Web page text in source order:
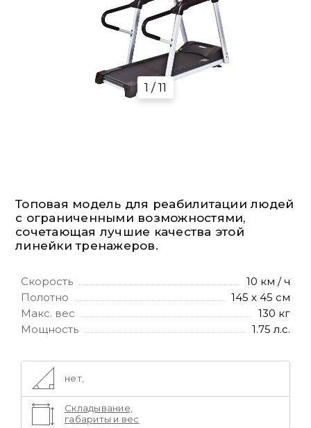
1 / 11
Топовая модель для реабилитации людей
с ограниченными возможностями,
cочетающая лучшие качества этой
линейки тренажеров.
Скорость
10 км / ч
Полотно
145 х 45 см
Макс. вес
130 кг
Мощность
1.75 л.с.
нет,
Складывание,
габариты и вес